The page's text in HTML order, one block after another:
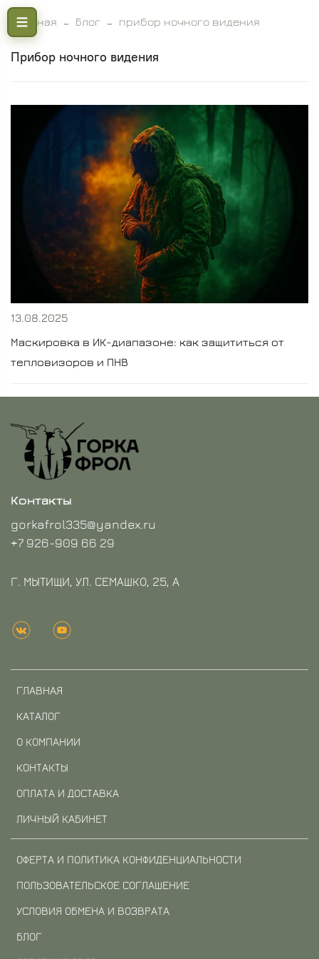
Главная Блог прибор ночного видения
прибор ночного видения
13.08.2025
Маскировка в ИК-диапазоне: как защититься от
тепловизоров и ПНВ
ГЛАВНАЯ
КАТАЛОГ
О КОМПАНИИ
КОНТАКТЫ
ОПЛАТА И ДОСТАВКА
ЛИЧНЫЙ КАБИНЕТ
ОФЕРТА И ПОЛИТИКА КОНФИДЕНЦИАЛЬНОСТИ
ПОЛЬЗОВАТЕЛЬСКОЕ СОГЛАШЕНИЕ
УСЛОВИЯ ОБМЕНА И ВОЗВРАТА
БЛОГ
Контакты
gorkafrol335@yandex.ru
+7 926-909 66 29
Г. МЫТИЩИ, УЛ. СЕМАШКО, 25, А